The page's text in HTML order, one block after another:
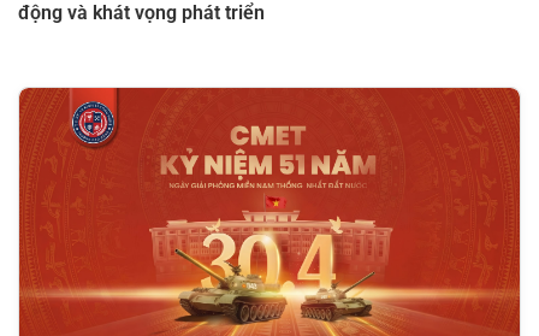
động và khát vọng phát triển